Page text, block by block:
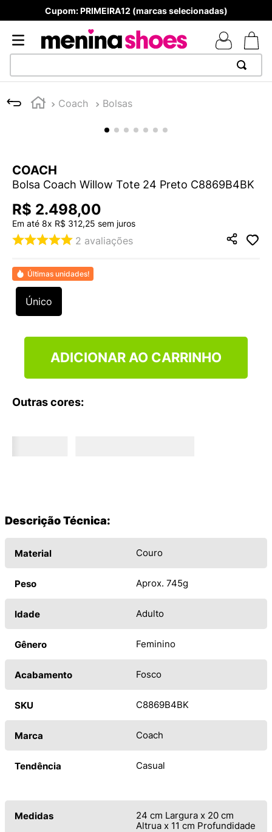
Cupom: PRIMEIRA12 (marcas selecionadas)
Coach Bolsas
COACH
Bolsa Coach Willow Tote 24 Preto C8869B4BK
R$ 2.498,00
Em até 8x R$ 312,25 sem juros
2 avaliações
Últimas unidades!
Único
ADICIONAR AO CARRINHO
Outras cores:
Descrição Técnica:
Material Couro
Peso Aprox. 745g
Idade Adulto
Gênero Feminino
Acabamento Fosco
SKU C8869B4BK
Marca Coach
Tendência Casual
Medidas
24 cm Largura x 20 cm
Altrua x 11 cm Profundidade
1
TÊNIS NEWS BALANCE 530
MELISSAS MINI BABY
4º
TÊNIS VEJA WHITE
5
ADIDAS
6º
SAMBA
7º
MELISSA SLIDE
9 º
VEJA COUNTRY
10º NEW 530